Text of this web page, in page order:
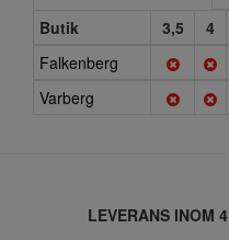
Butik
3,5 4
Falkenberg
Varberg
LEVERANS INOM